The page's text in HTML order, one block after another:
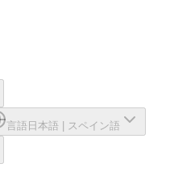
言語 日本語 スペイン語